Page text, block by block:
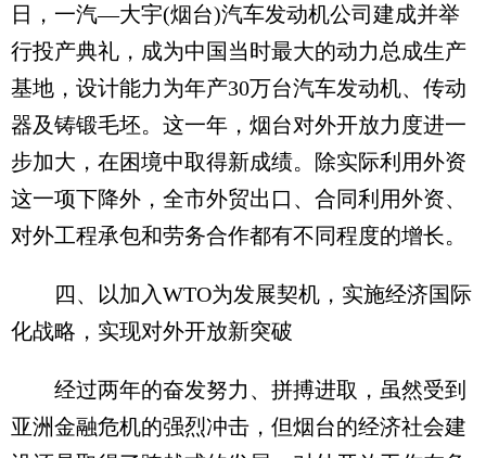
日，一汽—大宇(烟台)汽车发动机公司建成并举
行投产典礼，成为中国当时最大的动力总成生产
基地，设计能力为年产30万台汽车发动机、传动
器及铸锻毛坯。这一年，烟台对外开放力度进一
步加大，在困境中取得新成绩。除实际利用外资
这一项下降外，全市外贸出口、合同利用外资、
对外工程承包和劳务合作都有不同程度的增长。
四、以加入WTO为发展契机，实施经济国际
化战略，实现对外开放新突破
经过两年的奋发努力、拼搏进取，虽然受到
亚洲金融危机的强烈冲击，但烟台的经济社会建